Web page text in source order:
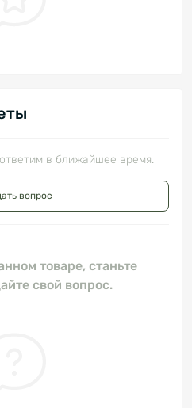
в ближайшее время.
вопрос
товаре, станьте
свой вопрос.